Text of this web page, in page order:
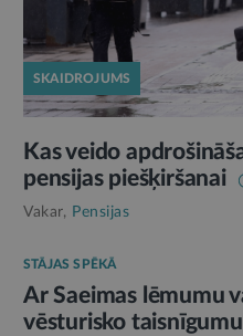
SKAIDROJUMS
Kas veido
pensijas piešķiršanai
Vakar, Pensijas
STĀJAS SPĒKĀ
Ar Saeimas lēmumu
vēsturisko